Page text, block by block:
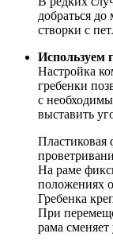
добраться до
створки с
Используем
Настройка
гребенки
с
выставить
Пластиковая
На раме
положениях
Гребенка
При
рама сменяет